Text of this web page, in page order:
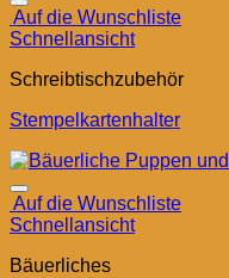
Auf die Wunschliste
Schnellansicht
Schreibtischzubehör
Stempelkartenhalter
Auf die Wunschliste
Schnellansicht
Bäuerliches